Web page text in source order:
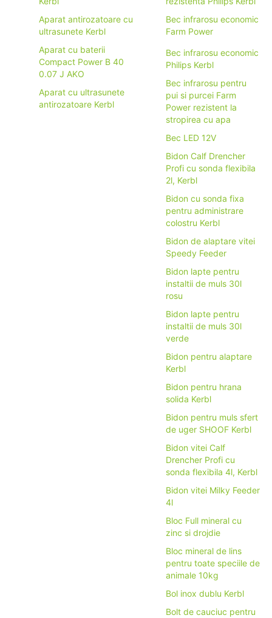
Aparat antirozatoare cu
ultrasunete Kerbl
Aparat cu baterii
Compact Power B 40
0.07 J AKO
Aparat cu ultrasunete
antirozatoare Kerbl
Bec infrarosu economic
Farm Power
Bec infrarosu economic
Philips Kerbl
Bec infrarosu pentru
pui si purcei Farm
Power rezistent la
stropirea cu apa
Bec LED 12V
Bidon Calf Drencher
Profi cu sonda flexibila
2l, Kerbl
Bidon cu sonda fixa
pentru administrare
colostru Kerbl
Bidon de alaptare vitei
Speedy Feeder
Bidon lapte pentru
instaltii de muls 30l
rosu
Bidon lapte pentru
instaltii de muls 30l
verde
Bidon pentru alaptare
Kerbl
Bidon pentru hrana
solida Kerbl
Bidon pentru muls sfert
de uger SHOOF Kerbl
Bidon vitei Calf
Drencher Profi cu
sonda flexibila 4l, Kerbl
Bidon vitei Milky Feeder
4l
Bloc Full mineral cu
zinc si drojdie
Bloc mineral de lins
pentru toate speciile de
animale 10kg
Bol inox dublu Kerbl
Bolt de cauciuc pentru